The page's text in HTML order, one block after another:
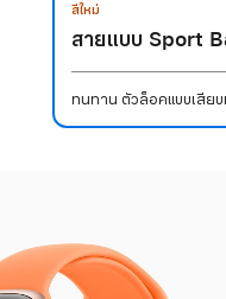
สีใหม่
สายแบบ Sport
ทนทาน ตัวล็อคแบบเสีย